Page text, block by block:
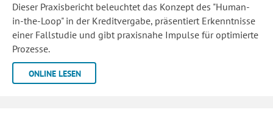
Dieser Praxisbericht beleuchtet das Konzept des "Human-
in-the-Loop" in der Kreditvergabe, präsentiert Erkenntnisse
einer Fallstudie und gibt praxisnahe Impulse für optimierte
Prozesse.
ONLINE LESEN